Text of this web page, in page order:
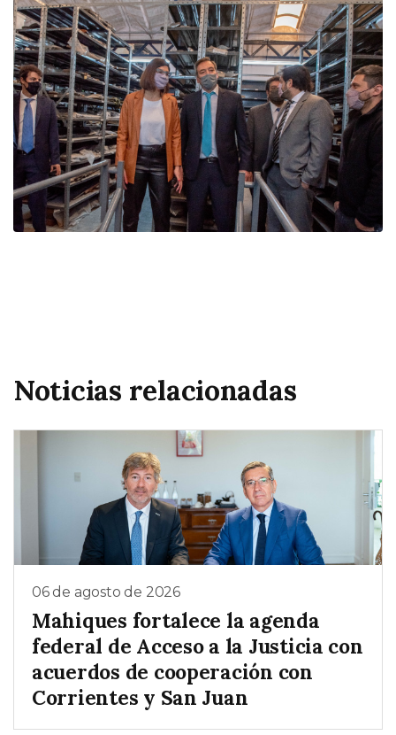
Noticias relacionadas
06 de agosto de 2026
Mahiques fortalece la agenda
federal de Acceso a la Justicia con
acuerdos de cooperación con
Corrientes y San Juan